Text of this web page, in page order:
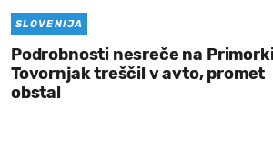
SLOVENIJA
Podrobnosti nesreče na
Tovornjak treščil v avto, promet
obstal